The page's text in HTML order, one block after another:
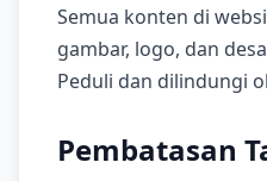
Semua konten di
gambar, logo, dan
Peduli dan dilindungi
Pembatasan